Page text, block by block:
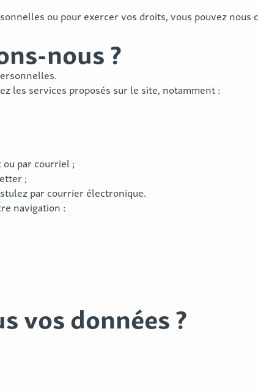
ou pour exercer vos droits, vous pouvez nous
nous ?
les services proposés sur le site, notamment :
par courriel ;
;
par courrier électronique.
navigation :
vos données ?